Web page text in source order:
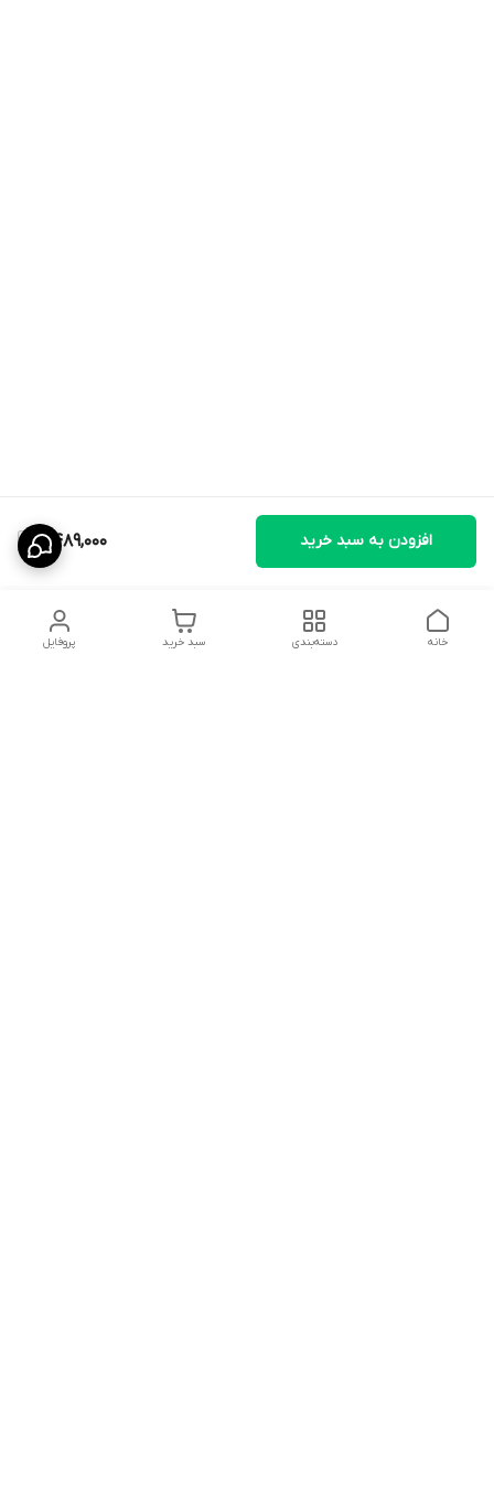
2,489,000 افزودن به سبد خرید
پروفایل سبد خرید دسته‌بندی خانه